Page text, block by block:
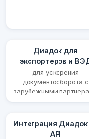
Диадок для
экспортеров и
для ускорения
документооборота с
зарубежными
Интеграция Диадок
API